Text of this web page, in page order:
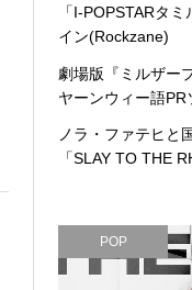
「I-POPSTARタ
イン(Rockzane)
劇場版『ミルザー
ヤーンウィー語PR
ノラ・ファテヒと
「SLAY TO THE
POP